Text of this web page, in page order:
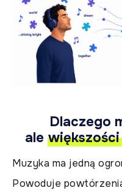
Dlaczego
ale
Muzyka ma jedną
Powoduje